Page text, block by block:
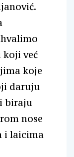
koji već
koje
daruju
biraju
nose
i laicima